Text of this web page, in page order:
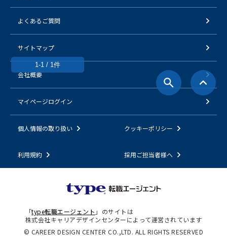
1-1 / 1件
よくあるご質問
サイトマップ
会社概要
マイページログイン
個人情報の取り扱い クッキーポリシー
利用規約 採用ご担当者様へ
「type転職エージェント 」のサイトは
株式会社キャリアデザインセンターによって運営されています
© CAREER DESIGN CENTER CO.,LTD. ALL RIGHTS RESERVED